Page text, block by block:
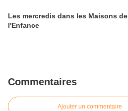
Les mercredis dans les Maisons de
l'Enfance
Commentaires
Ajouter un commentaire